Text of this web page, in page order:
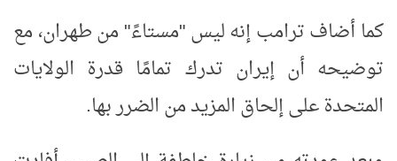
كما أضاف ترامب إنه ليس "مستاءً" من طهران، مع
توضيحه أن إيران تدرك تمامًا قدرة الولايات
المتحدة على إلحاق المزيد من الضرر بها.